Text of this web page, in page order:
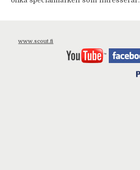
www.scout.fi